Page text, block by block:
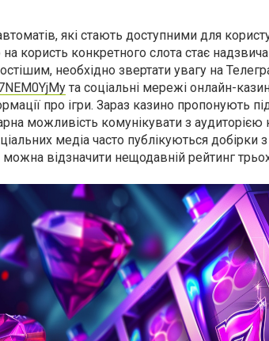
які стають доступними для
на користь конкретного слота стає
необхідно звертати увагу на
та соціальні мережі онлайн-
про ігри. Зараз казино пропонують
можливість комунікувати з аудиторією
медіа часто публікуються добірки
можна відзначити нещодавній рейтинг